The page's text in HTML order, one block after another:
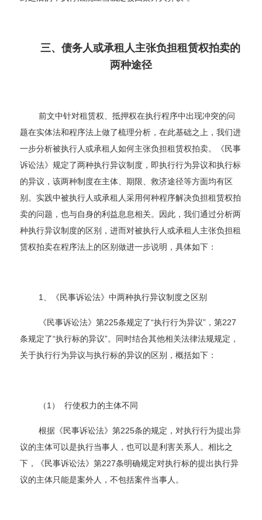
三、债务人或承租人主张负担租赁权拍卖的
两种途径
前文中针对租赁权、抵押权在执行程序中出现冲突的问
题在实体法和程序法上做了梳理分析，在此基础之上，我们进
一步分析被执行人或承租人如何主张负担租赁权拍卖。《民事
诉讼法》规定了两种执行异议制度，即执行行为异议和执行标
的异议，该两种制度在主体、期限、救济途径等方面均有区
别。实践中被执行人或承租人采用何种程序解决负担租赁权拍
卖的问题，也与自身的利益息息相关。因此，我们通过分析两
种执行异议制度的区别，进而对被执行人或承租人主张负担租
赁权拍卖在程序法上的区别做进一步说明，具体如下：
1、《民事诉讼法》中两种执行异议制度之区别
《民事诉讼法》第225条规定了“执行行为异议”，第227
条规定了“执行标的异议”。同时结合其他相关法律法规规定，
关于执行行为异议与执行标的异议的区别，概括如下：
（1） 行使权力的主体不同
根据《民事诉讼法》第225条的规定，对执行行为提出异
议的主体可以是执行当事人，也可以是利害关系人。相比之
下，《民事诉讼法》第227条明确规定对执行标的提出执行异
议的主体只能是案外人，不包括案件当事人。